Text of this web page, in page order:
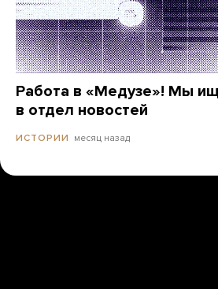
Работа в «Медузе»! Мы
в отдел новостей
ИСТОРИИ месяц назад